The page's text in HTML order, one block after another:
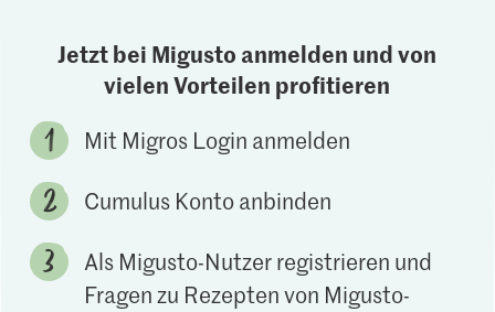
Jetzt bei Migusto anmelden und von
vielen Vorteilen profitieren
Mit Migros Login anmelden
Cumulus Konto anbinden
Als Migusto-Nutzer registrieren und
Fragen zu Rezepten von Migusto-